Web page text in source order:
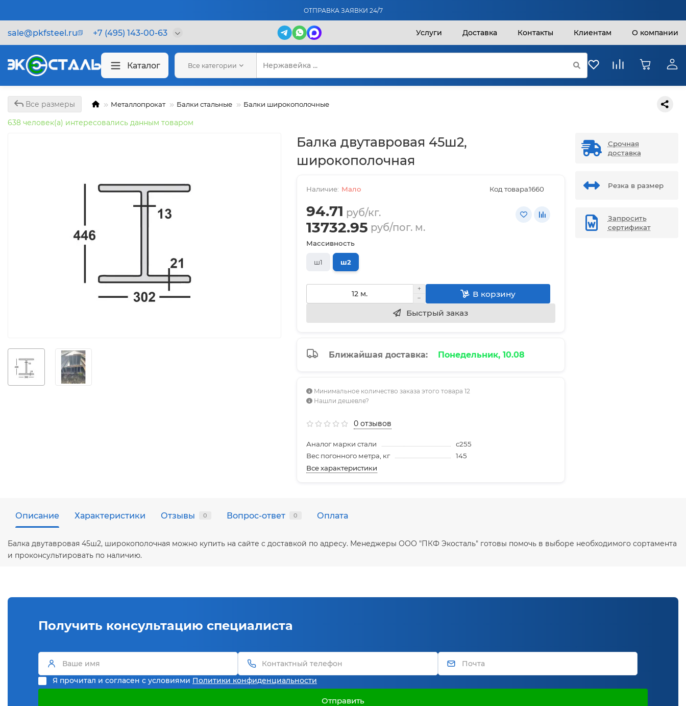
ОТПРАВКА ЗАЯВКИ 24/7
sale@pkfsteel.ru +7 (495) 143-00-63 Услуги Доставка Контакты Клиентам О компании
Каталог Все категории
Все размеры Металлопрокат Балки стальные Балки широкополочные
638 человек(а) интересовались данным товаром
Балка двутавровая 45ш2,
широкополочная
Мало Код товара:1660
94.71 руб/кг.
13732.95 руб/пог. м.
Массивность
ш1 ш2
В корзину
Быстрый заказ
Ближайшая доставка: Понедельник, 10.08
Минимальное количество заказа этого товара 12
Нашли дешевле?
0 отзывов
Аналог марки стали
с255
Вес погонного метра, кг
145
Все характеристики
Срочная
доставка
Резка в размер
Запросить
сертификат
Описание Характеристики Отзывы 0 Вопрос-ответ 0 Оплата
Балка двутавровая 45ш2, широкополочная можно купить на сайте с доставкой по адресу. Менеджеры ООО "ПКФ Экосталь" готовы помочь в выборе необходимого сортамента
и проконсультировать по наличию.
Получить консультацию специалиста
Я прочитал и согласен с условиями Политики конфиденциальности
Отправить